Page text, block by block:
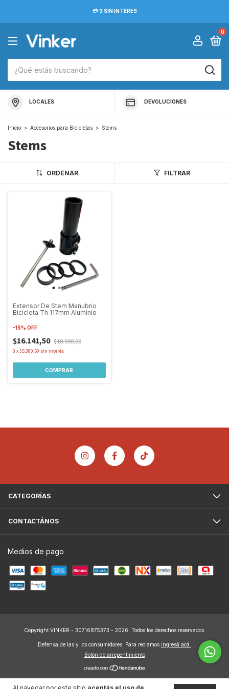
💳 3 SIN INTERÉS
0
LOCALES DEVOLUCIONES
Inicio > Accesorios para Bicicletas > Stems
Stems
ORDENAR FILTRAR
Extensor De Stem Manubrio
Bicicleta Th 117mm Aluminio
-15% OFF
$16.141,50 $18.990,00
3 x $5.380,50 sin interés
CATEGORÍAS
CONTACTÁNOS
Medios de pago
Copyright VINKER - 30716875373 - 2026. Todos los derechos reservados.
Defensa de las y los consumidores. Para reclamos ingresá acá.
Botón de arrepentimiento